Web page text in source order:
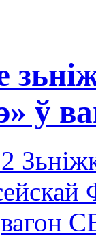
ў
вагон